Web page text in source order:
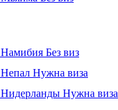
Намибия Без виз
Непал Нужна виза
Нидерланды Нужна виза